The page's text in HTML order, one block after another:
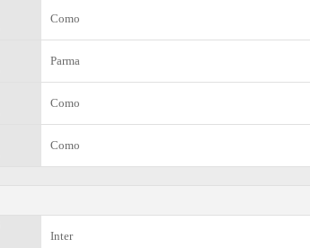
Como
Parma
Como
Como
Inter